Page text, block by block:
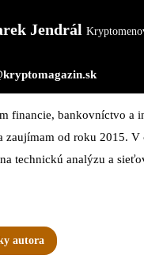
Jendrál
financie, bankovníctvo a
zaujímam od roku 2015. V
technickú analýzu a
autora